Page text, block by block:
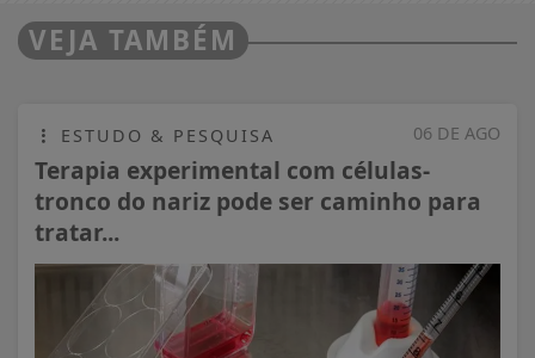
VEJA TAMBÉM
06 DE AGO
ESTUDO & PESQUISA
Terapia experimental com células-
tronco do nariz pode ser caminho para
tratar...